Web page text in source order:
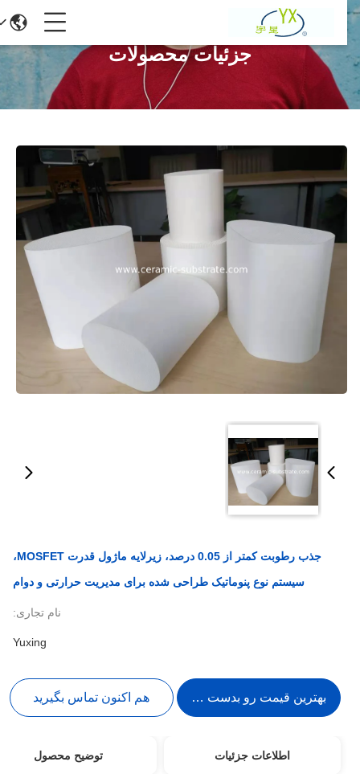
جزئیات محصولات
جذب رطوبت کمتر از 0.05 درصد، زیرلایه ماژول قدرت MOSFET،
سیستم نوع پنوماتیک طراحی شده برای مدیریت حرارتی و دوام
نام تجاری:
Yuxing
بهترین قیمت رو بدست بیار هم اکنون تماس بگیرید
اطلاعات جزئیات توضیح محصول